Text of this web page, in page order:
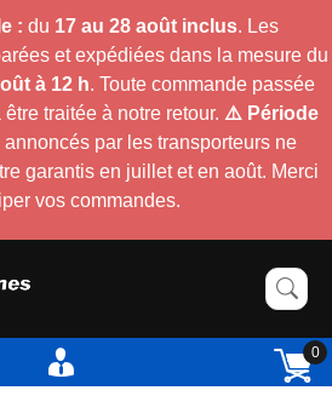
: du 17 au 28 août inclus. Les
et expédiées dans la mesure du
à 12 h. Toute commande passée
traitée à notre retour. ⚠️ Période
annoncés par les transporteurs ne
garantis en juillet et en août. Merci
vos commandes.
0